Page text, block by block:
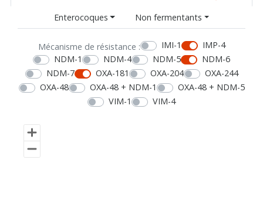
Enterocoques
Non fermentants
Mécanisme de résistance : IMI-1
IMP-4
NDM-1
NDM-4 NDM-5
NDM-6
NDM-7
OXA-181 OXA-204
OXA-244
OXA-48
OXA-48 + NDM-1
OXA-48 + NDM-5
VIM-1
VIM-4